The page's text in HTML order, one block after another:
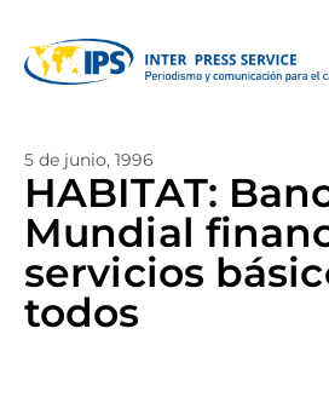
5 de junio, 1996
HABITAT:
Mundial
servicios
todos